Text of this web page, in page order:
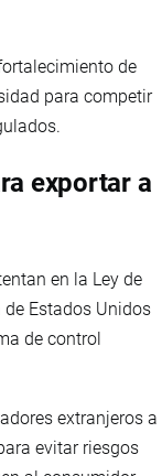
de
para competir
exportar a
en la Ley de
Estados Unidos
de control
extranjeros a
evitar riesgos